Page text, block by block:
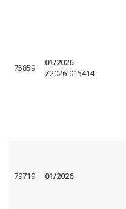
75859
01/2026
Z2026-015414
79719 01/2026